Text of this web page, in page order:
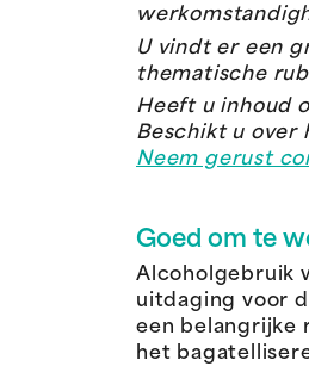
U vindt er een
thematische
Heeft u inhoud
Beschikt u over
Neem gerust
Goed om te
Alcoholgebruik
uitdaging voor
een belangrijke
het